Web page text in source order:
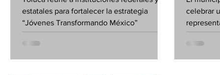
“Jóvenes
Transformando México”
estatales para fortalecer la estrategia
“Jóvenes Transformando México”
del 5
celebrar
Feria del
llevará a